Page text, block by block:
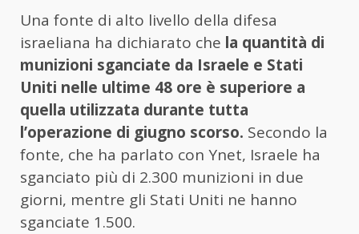
Una fonte di alto livello della difesa
israeliana ha dichiarato che la quantità di
munizioni sganciate da Israele e Stati
Uniti nelle ultime 48 ore è superiore a
quella utilizzata durante tutta
l’operazione di giugno scorso. Secondo la
fonte, che ha parlato con Ynet, Israele ha
sganciato più di 2.300 munizioni in due
giorni, mentre gli Stati Uniti ne hanno
sganciate 1.500.